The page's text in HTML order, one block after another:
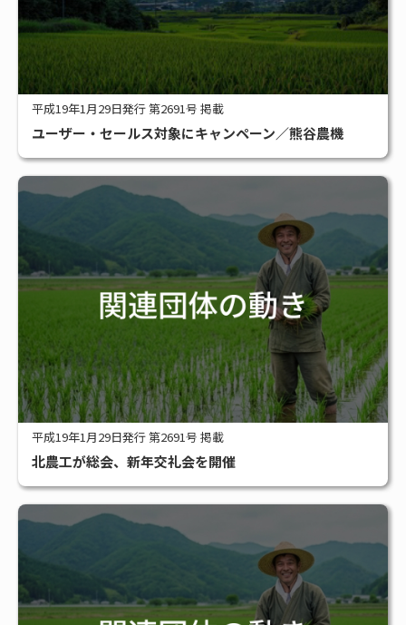
平成19年1月29日発行 第2691号 掲載
ユーザー・セールス対象にキャンペーン／熊谷農機
平成19年1月29日発行 第2691号 掲載
北農工が総会、新年交礼会を開催